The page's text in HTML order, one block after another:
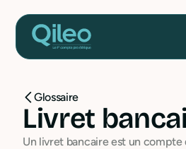
Glossaire
Livret
Un livret bancaire est un compte